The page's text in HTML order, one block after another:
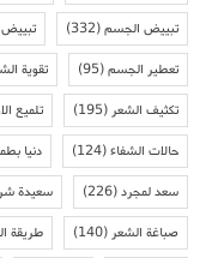
تبييض الجسم(332)
تعطير الجسم(95) تقوية
تكثيف الشعر(195) تلميع
حالات الشفاء(124) دنيا
سعد لمجرد(226) سعيدة
صباغة الشعر(140) طريقة